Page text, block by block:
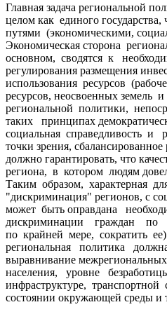
Главная задача региональной
целом как единого государства,
путями (экономическими,
Экономическая сторона
основном, сводятся к
регулирования размещения
использования ресурсов
ресурсов, неосвоенных земель
региональной политики,
таких принципах
социальная справедливость и
точки зрения, сбалансированное
должно гарантировать, что
региона, в котором людям
Таким образом, характерная
"дискриминация" регионов, с
может быть оправдана
дискриминации граждан по
по крайней мере, сократить
региональная политика
выравнивание
населения, уровне
инфраструктуре,
состоянии окружающей среды и